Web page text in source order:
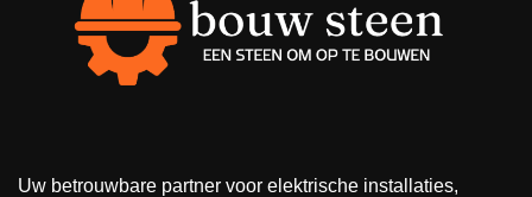
Uw betrouwbare partner voor elektrische installaties,